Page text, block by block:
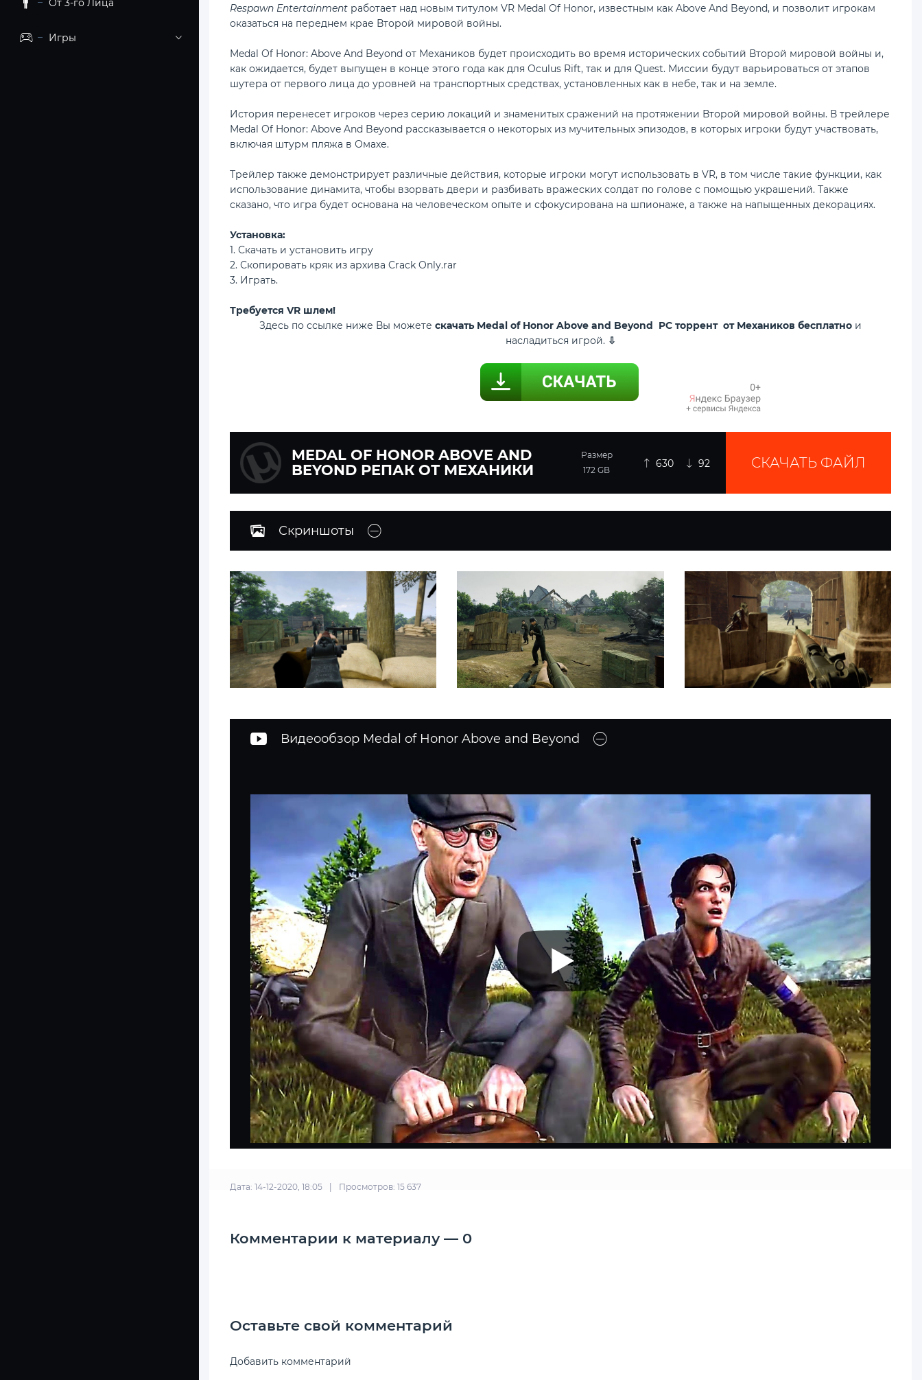
От 3-го Лица
Игры
Respawn Entertainment работает над новым титулом VR Medal Of Honor, известным как Above And Beyond, и позволит игрокам
оказаться на переднем крае Второй мировой войны.
Medal Of Honor: Above And Beyond от Механиков будет происходить во время исторических событий Второй мировой войны и,
как ожидается, будет выпущен в конце этого года как для Oculus Rift, так и для Quest. Миссии будут варьироваться от этапов
шутера от первого лица до уровней на транспортных средствах, установленных как в небе, так и на земле.
История перенесет игроков через серию локаций и знаменитых сражений на протяжении Второй мировой войны. В трейлере
Medal Of Honor: Above And Beyond рассказывается о некоторых из мучительных эпизодов, в которых игроки будут участвовать,
включая штурм пляжа в Омахе.
Трейлер также демонстрирует различные действия, которые игроки могут использовать в VR, в том числе такие функции, как
использование динамита, чтобы взорвать двери и разбивать вражеских солдат по голове с помощью украшений. Также
сказано, что игра будет основана на человеческом опыте и сфокусирована на шпионаже, а также на напыщенных декорациях.
Установка:
1. Скачать и установить игру
2. Скопировать кряк из архива Crack Only.rar
3. Играть.
Требуется VR шлем!
Здесь по ссылке ниже Вы можете скачать Medal of Honor Above and Beyond PC торрент от Механиков бесплатно и
насладиться игрой. ⇩
MEDAL OF HONOR ABOVE AND
BEYOND РЕПАК ОТ МЕХАНИКИ
Размер
172 GB
630 92 СКАЧАТЬ ФАЙЛ
Скриншоты
Видеообзор Medal of Honor Above and Beyond
Дата: 14-12-2020, 18:05 Просмотров: 15 637
Комментарии к материалу — 0
Оставьте свой комментарий
Добавить комментарий